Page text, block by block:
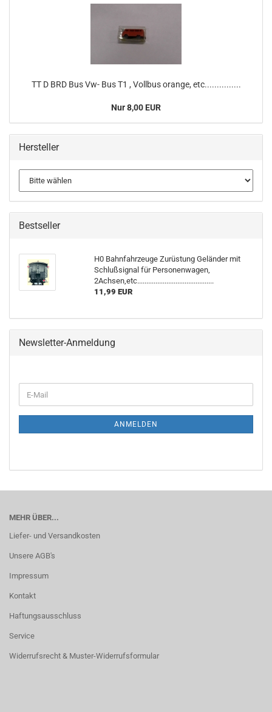
TT D BRD Bus Vw- Bus T1 , Vollbus orange, etc...............
Nur 8,00 EUR
Hersteller
Bestseller
H0 Bahnfahrzeuge Zurüstung Geländer mit
Schlußsignal für Personenwagen,
2Achsen,etc..........................................
11,99 EUR
Newsletter-Anmeldung
ZUR
E-
Mail
ANMELDEN
MEHR ÜBER...
Liefer- und Versandkosten
Unsere AGB's
Impressum
Kontakt
Haftungsausschluss
Service
Widerrufsrecht & Muster-Widerrufsformular